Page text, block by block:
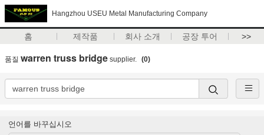
Hangzhou USEU Metal Manufacturing Company
홈 제작품 회사 소개 공장 투어 >>
품질 warren truss bridge supplier. (0)
언어를 바꾸십시오